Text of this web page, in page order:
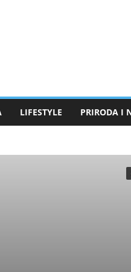
LIFESTYLE PRIRODA I